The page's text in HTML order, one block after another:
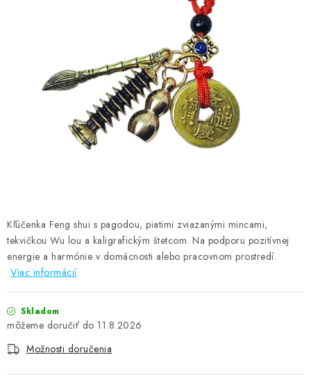
PODĽA OBLASTÍ
Prečo nakúpiť u nás? Poradňa
Ako nakupovať
Obchodné podmienky
Podmienky ochrany osobných údajov
Recenzie zákazníkov
Kľúčenka Feng shui s pagodou, piatimi zviazanými mincami,
tekvičkou Wu lou a kaligrafickým štetcom. Na podporu pozitívnej
energie a harmónie v domácnosti alebo pracovnom prostredí.
Viac informácií
Skladom
11.8.2026
Možnosti doručenia